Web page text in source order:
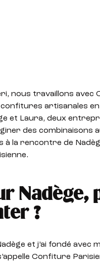
nous travaillons avec
artisanales
et Laura, deux
des combinaisons
à la rencontre de
Nadège,
?
et j’ai fondé
Confiture